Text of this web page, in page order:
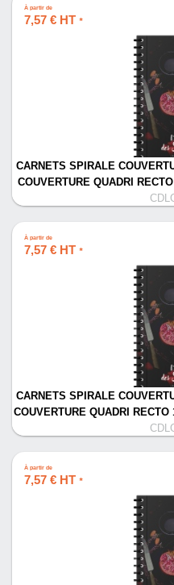
À partir de
7,57 € HT *
CARNETS SPIRALE
COUVERTURE QUADRI
À partir de
7,57 € HT *
CARNETS SPIRALE
COUVERTURE QUADRI
À partir de
7,57 € HT *